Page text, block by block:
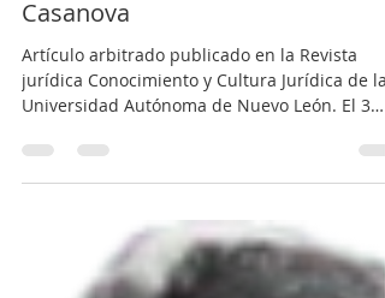
El peritaje sociocultural de género
como prueba/ Argentina
Casanova
jurídica Conocimiento y Cultura Jurídica de la
Universidad Autónoma de Nuevo León. El 3